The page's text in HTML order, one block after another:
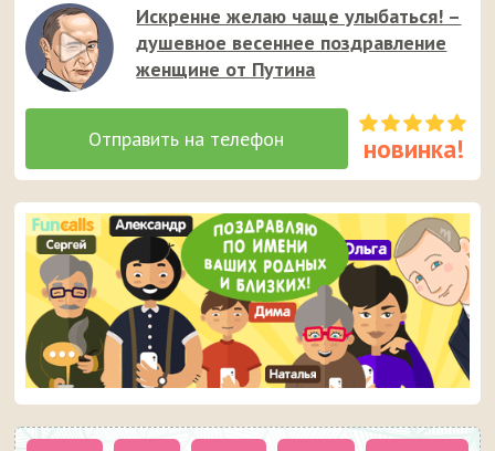
Искренне желаю чаще улыбаться! –
душевное весеннее поздравление
женщине от Путина